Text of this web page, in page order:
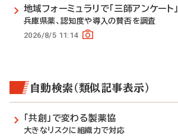
地域フォーミュラリで「三師アンケート」
兵庫県薬、認知度や導入の賛否を調査
2026/8/5 11:14
自動検索（類似記事表示）
「共創」で変わる製薬協
大きなリスクに組織力で対応